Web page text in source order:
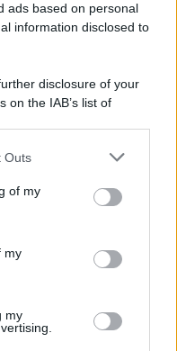
ads based on personal
information disclosed to
disclosure of your
on the IAB’s list of
by us to third parties
one or more Google
including but
You may click to
its third-party tags to
Outs
of my
my
my